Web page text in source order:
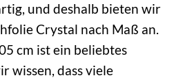
und deshalb bieten wir
Crystal nach Maß an.
cm ist ein beliebtes
wissen, dass viele